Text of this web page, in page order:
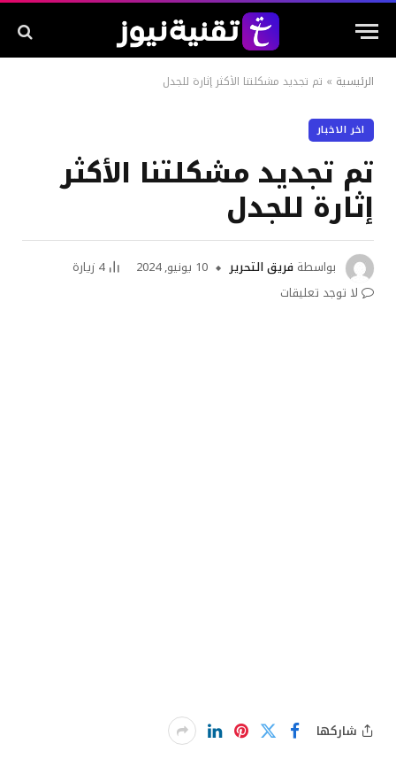
الرئيسية » تم تجديد مشكلتنا الأكثر إثارة للجدل
اخر الاخبار
تم تجديد مشكلتنا الأكثر
إثارة للجدل
بواسطة فريق التحرير 10 يونيو, 2024 4 زيارة
لا توجد تعليقات
شاركها